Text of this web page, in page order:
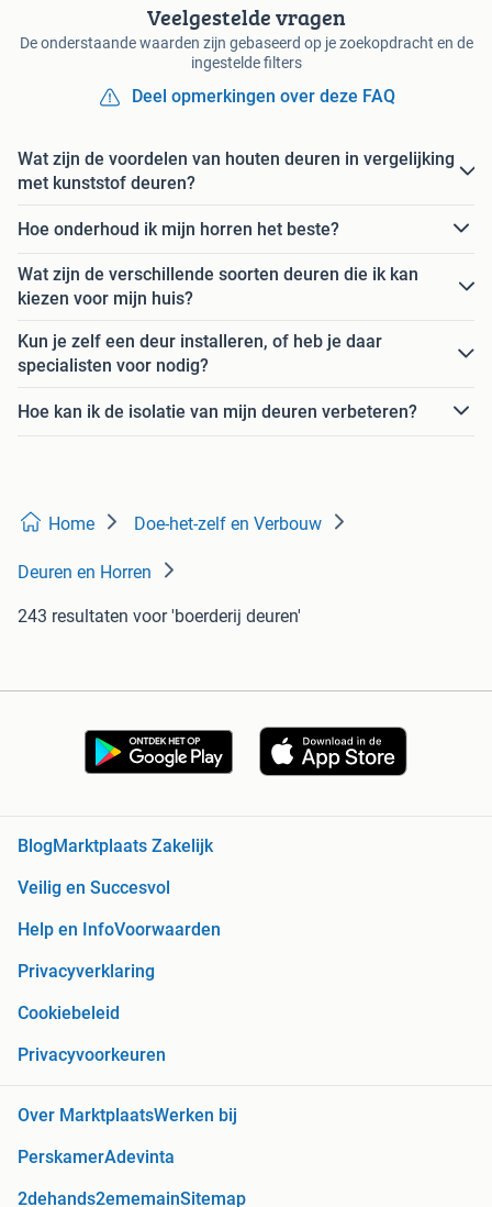
Veelgestelde vragen
De onderstaande waarden zijn gebaseerd op je zoekopdracht en de
ingestelde filters
Deel opmerkingen over deze FAQ
Wat zijn de voordelen van houten deuren in vergelijking
met kunststof deuren?
Hoe onderhoud ik mijn horren het beste?
Wat zijn de verschillende soorten deuren die ik kan
kiezen voor mijn huis?
Kun je zelf een deur installeren, of heb je daar
specialisten voor nodig?
Hoe kan ik de isolatie van mijn deuren verbeteren?
Home Doe-het-zelf en Verbouw
Deuren en Horren
243 resultaten voor 'boerderij deuren'
Blog Marktplaats Zakelijk
Veilig en Succesvol
Help en InfoVoorwaarden
Privacyverklaring
Cookiebeleid
Privacyvoorkeuren
Over MarktplaatsWerken bij
PerskamerAdevinta
2dehands2ememainSitemap